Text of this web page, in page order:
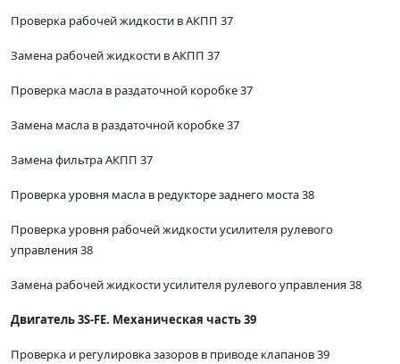
Проверка рабочей жидкости в АКПП 37
Замена рабочей жидкости в АКПП 37
Проверка масла в раздаточной коробке 37
Замена масла в раздаточной коробке 37
Замена фильтра АКПП 37
Проверка уровня масла в редукторе заднего моста 38
Проверка уровня рабочей жидкости усилителя рулевого
управления 38
Замена рабочей жидкости усилителя рулевого управления 38
Двигатель 3S-FE. Механическая часть 39
Проверка и регулировка зазоров в приводе клапанов 39